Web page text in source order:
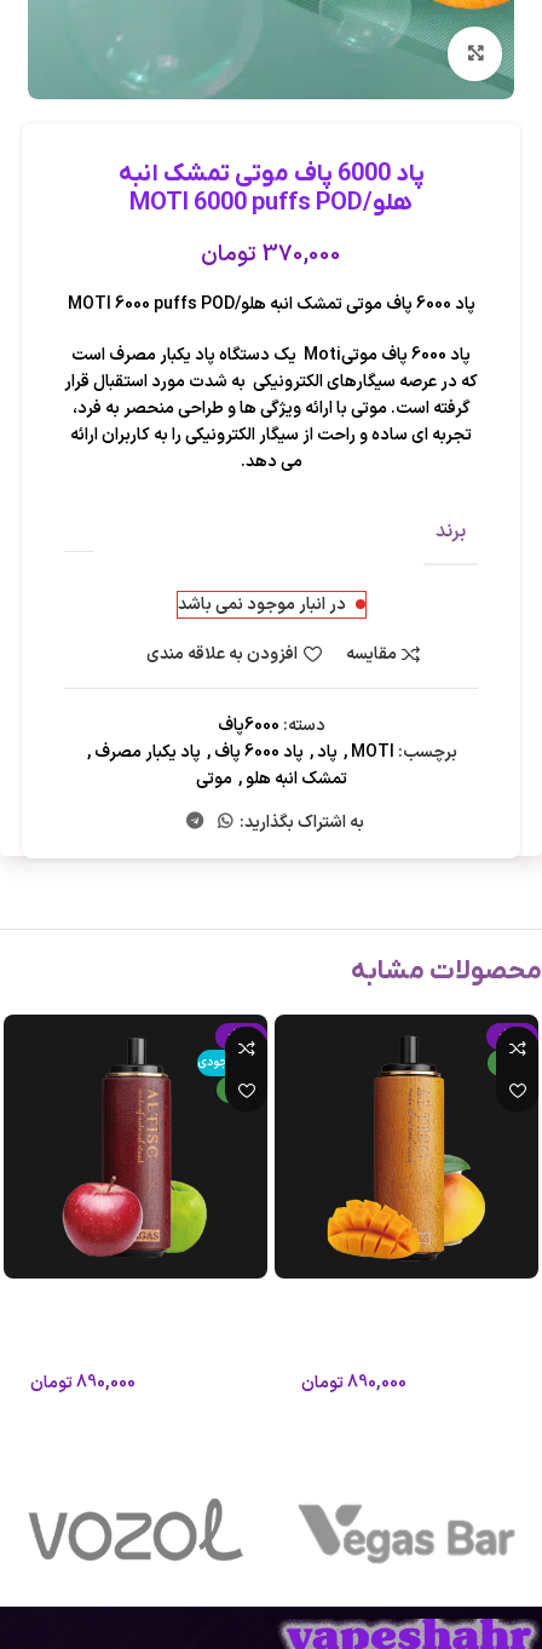
بزرگنمایی تصویر
پاد 6000 پاف موتی تمشک انبه
هلو/MOTI 6000 puffs POD
370,000 تومان
پاد 6000 پاف موتی تمشک انبه هلو/MOTI 6000 puffs POD
پاد 6000 پاف موتی
Moti یک دستگاه پاد یکبار مصرف است
که در عرصه سیگارهای الکترونیکی به شدت مورد استقبال قرار
گرفته است. موتی با ارائه ویژگی‌ ها و طراحی منحصر به فرد،
تجربه‌ ای ساده و راحت از سیگار الکترونیکی را به کاربران ارائه
می‌ دهد.
برند
در انبار موجود نمی باشد
مقایسه
افزودن به علاقه مندی
دسته: 6000پاف
برچسب: MOTI
, پاد, پاد 6000 پاف , پاد یکبار مصرف,
تمشک انبه هلو, موتی
به اشتراک بگذارید:
محصولات مشابه
-15%
890,000تومان
-15%
اتمام موجودی
جدید
890,000تومان